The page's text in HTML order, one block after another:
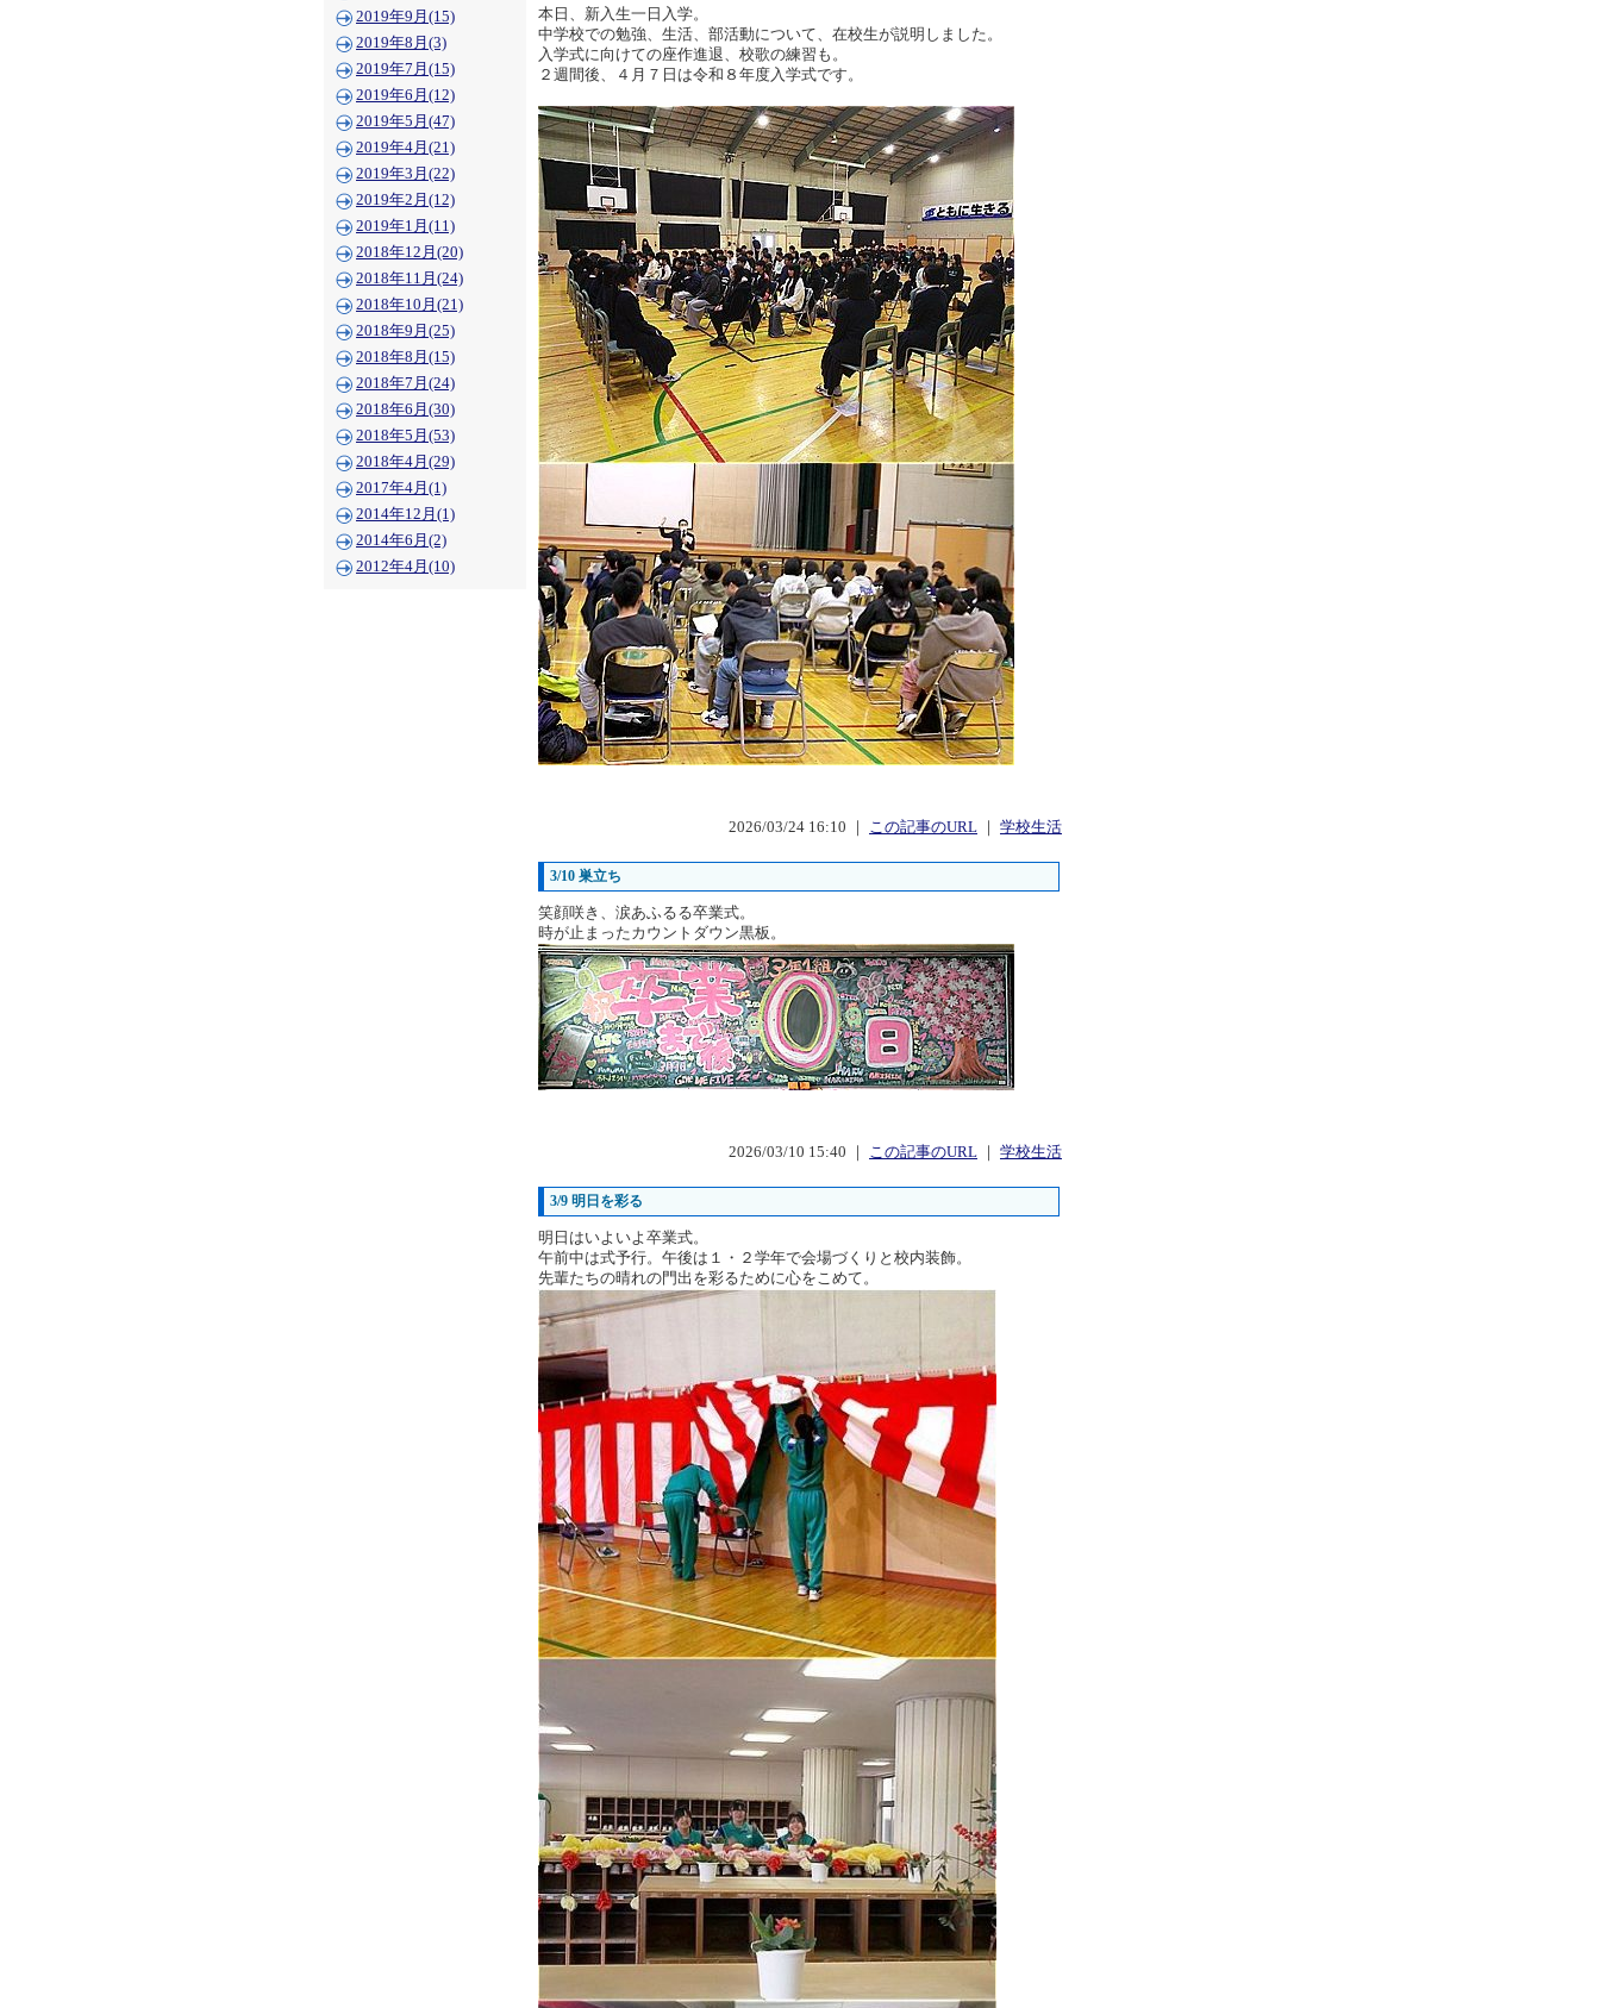
2019年9月(15)
2019年8月(3)
2019年7月(15)
2019年6月(12)
2019年5月(47)
2019年4月(21)
2019年3月(22)
2019年2月(12)
2019年1月(11)
2018年12月(20)
2018年11月(24)
2018年10月(21)
2018年9月(25)
2018年8月(15)
2018年7月(24)
2018年6月(30)
2018年5月(53)
2018年4月(29)
2017年4月(1)
2014年12月(1)
2014年6月(2)
2012年4月(10)
本日、新入生一日入学。
中学校での勉強、生活、部活動について、在校生が説明しました。
入学式に向けての座作進退、校歌の練習も。
２週間後、４月７日は令和８年度入学式です。
2026/03/24 16:10 ｜ この記事のURL 学校生活
3/10 巣立ち
笑顔咲き、涙あふるる卒業式。
時が止まったカウントダウン黒板。
2026/03/10 15:40 ｜ この記事のURL 学校生活
3/9 明日を彩る
明日はいよいよ卒業式。
午前中は式予行。午後は１・２学年で会場づくりと校内装飾。
先輩たちの晴れの門出を彩るために心をこめて。